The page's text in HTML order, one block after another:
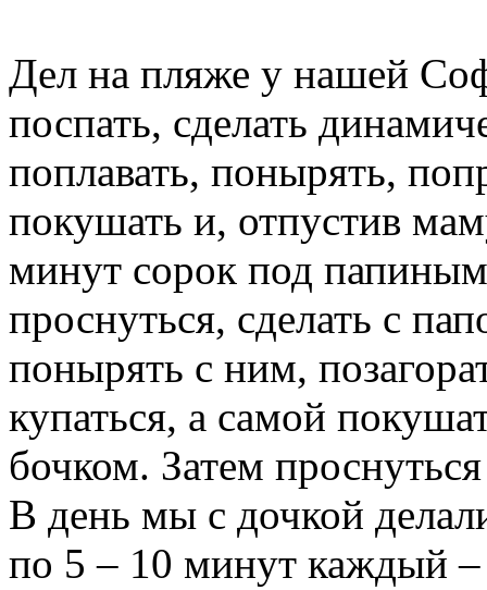
Дел на пляже у нашей
поспать, сделать
поплавать, понырять,
покушать и, отпустив
минут сорок под
проснуться, сделать с
понырять с ним,
купаться, а самой
бочком. Затем
В день мы с дочкой
по 5 – 10 минут каждый